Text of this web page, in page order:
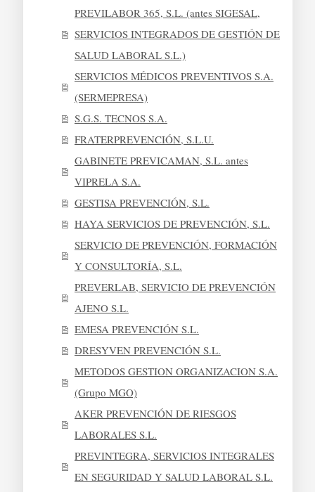
PREVILABOR 365, S.L. (antes SIGESAL,
SERVICIOS INTEGRADOS DE GESTIÓN DE
SALUD LABORAL S.L.)
SERVICIOS MÉDICOS PREVENTIVOS S.A.
(SERMEPRESA)
S.G.S. TECNOS S.A.
FRATERPREVENCIÓN, S.L.U.
GABINETE PREVICAMAN, S.L. antes
VIPRELA S.A.
GESTISA PREVENCIÓN, S.L.
HAYA SERVICIOS DE PREVENCIÓN, S.L.
SERVICIO DE PREVENCIÓN, FORMACIÓN
Y CONSULTORÍA, S.L.
PREVERLAB, SERVICIO DE PREVENCIÓN
AJENO S.L.
EMESA PREVENCIÓN S.L.
DRESYVEN PREVENCIÓN S.L.
METODOS GESTION ORGANIZACION S.A.
(Grupo MGO)
AKER PREVENCIÓN DE RIESGOS
LABORALES S.L.
PREVINTEGRA, SERVICIOS INTEGRALES
EN SEGURIDAD Y SALUD LABORAL S.L.